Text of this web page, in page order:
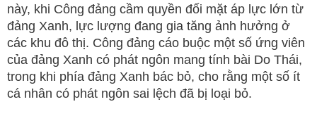
này, khi Công đảng cầm quyền đối mặt áp lực lớn từ
đảng Xanh, lực lượng đang gia tăng ảnh hưởng ở
các khu đô thị. Công đảng cáo buộc một số ứng viên
của đảng Xanh có phát ngôn mang tính bài Do Thái,
trong khi phía đảng Xanh bác bỏ, cho rằng một số ít
cá nhân có phát ngôn sai lệch đã bị loại bỏ.